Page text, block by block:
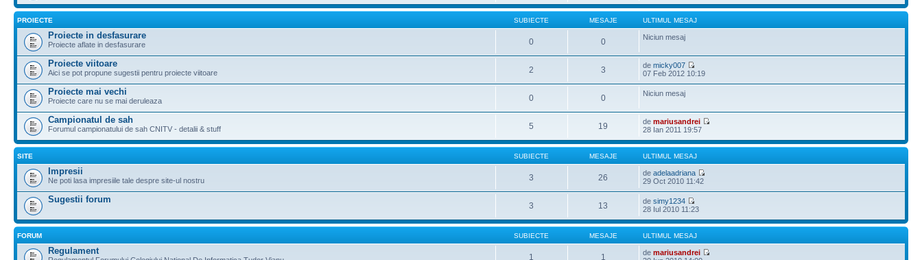
PROIECTE SUBIECTE MESAJE ULTIMUL MESAJ
Proiecte in desfasurare
Proiecte aflate in desfasurare 0 0 Niciun mesaj
Proiecte viitoare
Aici se pot propune sugestii pentru proiecte viitoare 2 3 demicky007
07 Feb 2012 10:19
Proiecte mai vechi
Proiecte care nu se mai deruleaza 0 0 Niciun mesaj
Campionatul de sah
Forumul campionatului de sah CNITV - detalii & stuff 5 19 demariusandrei
28 Ian 2011 19:57
SITE SUBIECTE MESAJE ULTIMUL MESAJ
Impresii
Ne poti lasa impresiile tale despre site-ul nostru 3 26 deadelaadriana
29 Oct 2010 11:42
Sugestii forum
3 13 desimy1234
28 Iul 2010 11:23
FORUM SUBIECTE MESAJE ULTIMUL MESAJ
Regulament
1 1 demariusandrei